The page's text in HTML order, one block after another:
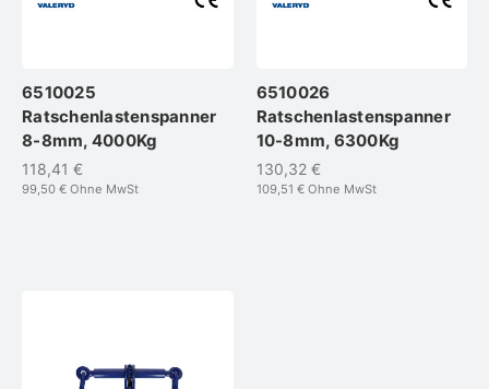
6510025
Ratschenlastenspanner
8-8mm, 4000Kg
118,41 €
99,50 € Ohne MwSt
6510026
Ratschenlastenspanner
10-8mm, 6300Kg
130,32 €
109,51 €Ohne MwSt